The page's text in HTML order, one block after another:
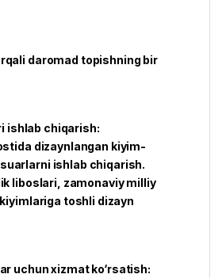
daromad topishning bir
ishlab chiqarish:
dizaynlangan kiyim-
ishlab chiqarish.
liboslari, zamonaviy milliy
toshli dizayn
uchun xizmat ko‘rsatish: